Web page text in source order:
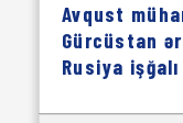
Avqust
Gürcüstan
Rusiya